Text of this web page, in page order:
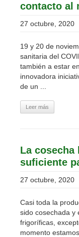
contacto al
27 octubre, 2020
19 y 20 de
sanitaria del
también a estar
innovadora
de un ...
Leer más
La cosecha
suficiente
27 octubre, 2020
Casi toda la
sido cosechada y
frigoríficas,
momento